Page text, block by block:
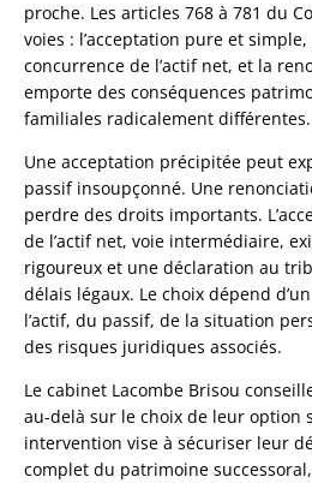
proche. Les articles 768 à 781 du
voies : l’acceptation pure et simple,
concurrence de l’actif net, et la
emporte des conséquences
familiales radicalement différentes.
Une acceptation précipitée peut
passif insoupçonné. Une
perdre des droits importants.
de l’actif net, voie intermédiaire,
rigoureux et une déclaration au
délais légaux. Le choix dépend
l’actif, du passif, de la situation
des risques juridiques associés.
Le cabinet Lacombe Brisou
au-delà sur le choix de leur option
intervention vise à sécuriser leur
complet du patrimoine